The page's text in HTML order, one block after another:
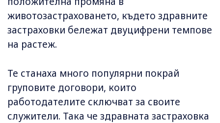
животозастраховането, където здравните
застраховки бележат двуцифрени темпове
на растеж.
Те станаха много популярни покрай
груповите договори, които
работодателите сключват за своите
служители. Така че здравната застраховка